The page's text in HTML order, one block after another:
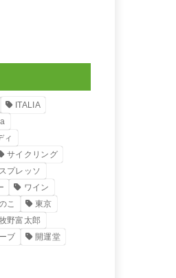
ITALIA
ィ
サイクリング
プレッソ
ワイン
こ
東京
野富太郎
ブ
開運堂